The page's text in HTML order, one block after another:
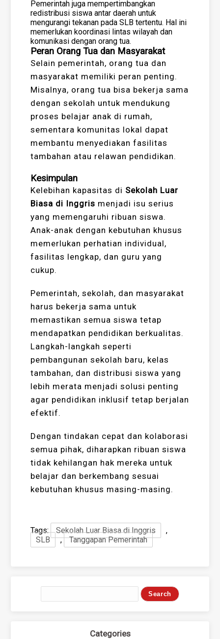
Pemerintah juga mempertimbangkan
redistribusi siswa antar daerah untuk
mengurangi tekanan pada SLB tertentu. Hal ini
memerlukan koordinasi lintas wilayah dan
komunikasi dengan orang tua.
Peran Orang Tua dan Masyarakat
Selain pemerintah, orang tua dan
masyarakat memiliki peran penting.
Misalnya, orang tua bisa bekerja sama
dengan sekolah untuk mendukung
proses belajar anak di rumah,
sementara komunitas lokal dapat
membantu menyediakan fasilitas
tambahan atau relawan pendidikan.
Kesimpulan
Kelebihan kapasitas di Sekolah Luar
Biasa di Inggris menjadi isu serius
yang memengaruhi ribuan siswa.
Anak-anak dengan kebutuhan khusus
memerlukan perhatian individual,
fasilitas lengkap, dan guru yang
cukup.
Pemerintah, sekolah, dan masyarakat
harus bekerja sama untuk
memastikan semua siswa tetap
mendapatkan pendidikan berkualitas.
Langkah-langkah seperti
pembangunan sekolah baru, kelas
tambahan, dan distribusi siswa yang
lebih merata menjadi solusi penting
agar pendidikan inklusif tetap berjalan
efektif.
Dengan tindakan cepat dan kolaborasi
semua pihak, diharapkan ribuan siswa
tidak kehilangan hak mereka untuk
belajar dan berkembang sesuai
kebutuhan khusus masing-masing.
Tags: Sekolah Luar Biasa di Inggris
,
SLB
, Tanggapan Pemerintah
Categories